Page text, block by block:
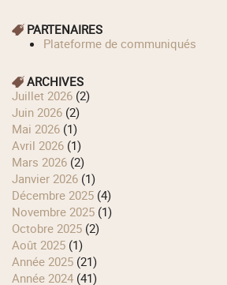
PARTENAIRES
Plateforme de communiqués
ARCHIVES
juillet 2026 (2)
juin 2026 (2)
mai 2026 (1)
avril 2026 (1)
mars 2026 (2)
janvier 2026 (1)
décembre 2025 (4)
novembre 2025 (1)
octobre 2025 (2)
août 2025 (1)
année 2025 (21)
année 2024 (41)